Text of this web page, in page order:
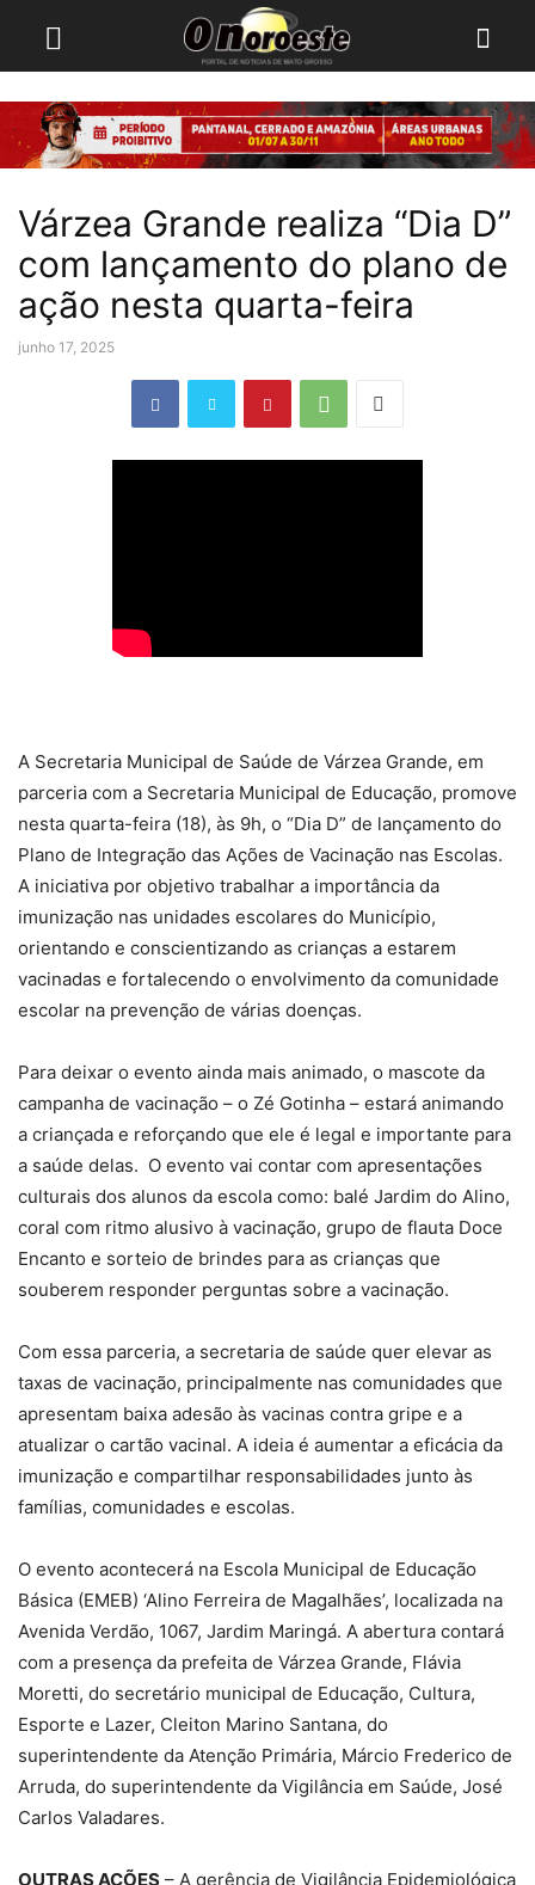
Várzea Grande realiza “Dia D”
com lançamento do plano de
ação nesta quarta-feira
junho 17, 2025
A Secretaria Municipal de Saúde de Várzea Grande, em
parceria com a Secretaria Municipal de Educação, promove
nesta quarta-feira (18), às 9h, o “Dia D” de lançamento do
Plano de Integração das Ações de Vacinação nas Escolas.
A iniciativa por objetivo trabalhar a importância da
imunização nas unidades escolares do Município,
orientando e conscientizando as crianças a estarem
vacinadas e fortalecendo o envolvimento da comunidade
escolar na prevenção de várias doenças.
Para deixar o evento ainda mais animado, o mascote da
campanha de vacinação – o Zé Gotinha – estará animando
a criançada e reforçando que ele é legal e importante para
a saúde delas. O evento vai contar com apresentações
culturais dos alunos da escola como: balé Jardim do Alino,
coral com ritmo alusivo à vacinação, grupo de flauta Doce
Encanto e sorteio de brindes para as crianças que
souberem responder perguntas sobre a vacinação.
Com essa parceria, a secretaria de saúde quer elevar as
taxas de vacinação, principalmente nas comunidades que
apresentam baixa adesão às vacinas contra gripe e a
atualizar o cartão vacinal. A ideia é aumentar a eficácia da
imunização e compartilhar responsabilidades junto às
famílias, comunidades e escolas.
O evento acontecerá na Escola Municipal de Educação
Básica (EMEB) ‘Alino Ferreira de Magalhães’, localizada na
Avenida Verdão, 1067, Jardim Maringá. A abertura contará
com a presença da prefeita de Várzea Grande, Flávia
Moretti, do secretário municipal de Educação, Cultura,
Esporte e Lazer, Cleiton Marino Santana, do
superintendente da Atenção Primária, Márcio Frederico de
Arruda, do superintendente da Vigilância em Saúde, José
Carlos Valadares.
OUTRAS AÇÕES – A gerência de Vigilância Epidemiológica